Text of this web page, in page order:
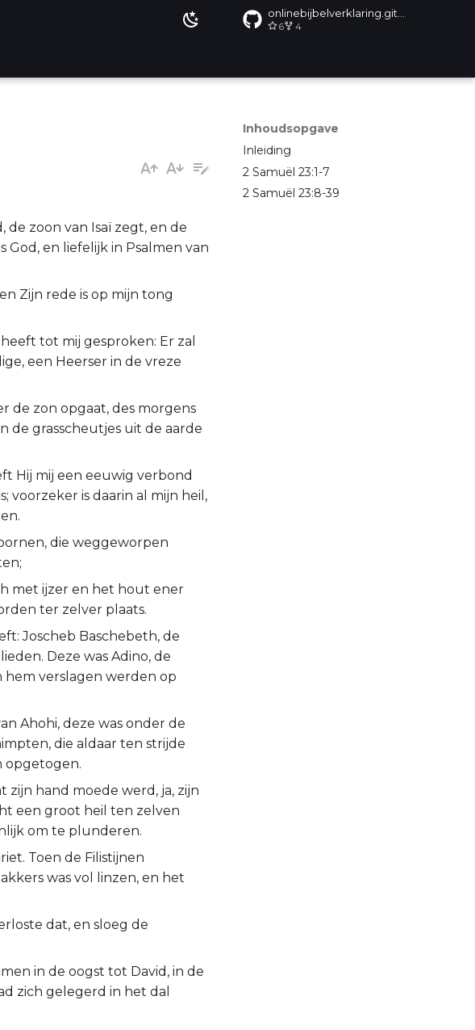
6 4
Inhoudsopgave
Inleiding
2 Samuël 23:1-7
2 Samuël 23:8-39
de zoon van Isaï zegt, en de
God, en liefelijk in Psalmen van
Zijn rede is op mijn tong
tot mij gesproken: Er zal
een Heerser in de vreze
de zon opgaat, des morgens
de grasscheutjes uit de aarde
Hij mij een eeuwig verbond
voorzeker is daarin al mijn heil,
die weggeworpen
met ijzer en het hout ener
ter zelver plaats.
Joscheb Baschebeth, de
Deze was Adino, de
hem verslagen werden op
Ahohi, deze was onder de
die aldaar ten strijde
opgetogen.
zijn hand moede werd, ja, zijn
een groot heil ten zelven
om te plunderen.
Toen de Filistijnen
was vol linzen, en het
dat, en sloeg de
in de oogst tot David, in de
zich gelegerd in het dal